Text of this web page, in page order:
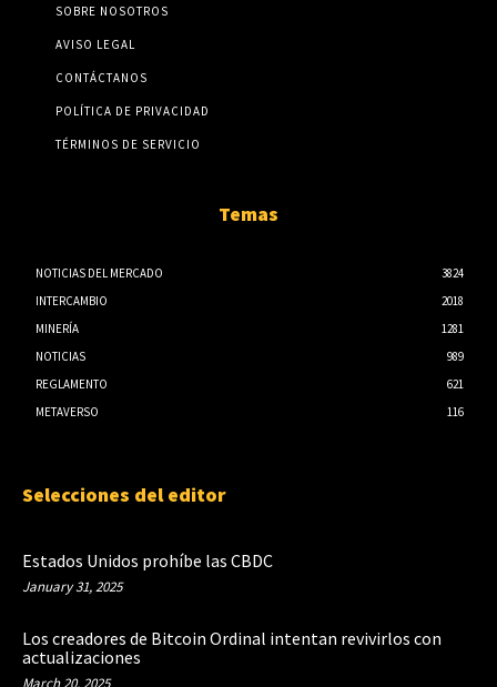
SOBRE NOSOTROS
AVISO LEGAL
CONTÁCTANOS
POLÍTICA DE PRIVACIDAD
TÉRMINOS DE SERVICIO
Temas
NOTICIAS DEL MERCADO
3824
INTERCAMBIO
2018
MINERÍA
1281
NOTICIAS
989
REGLAMENTO
621
METAVERSO
116
Selecciones del editor
Estados Unidos prohíbe las CBDC
January 31, 2025
Los creadores de Bitcoin Ordinal intentan revivirlos con
actualizaciones
March 20, 2025